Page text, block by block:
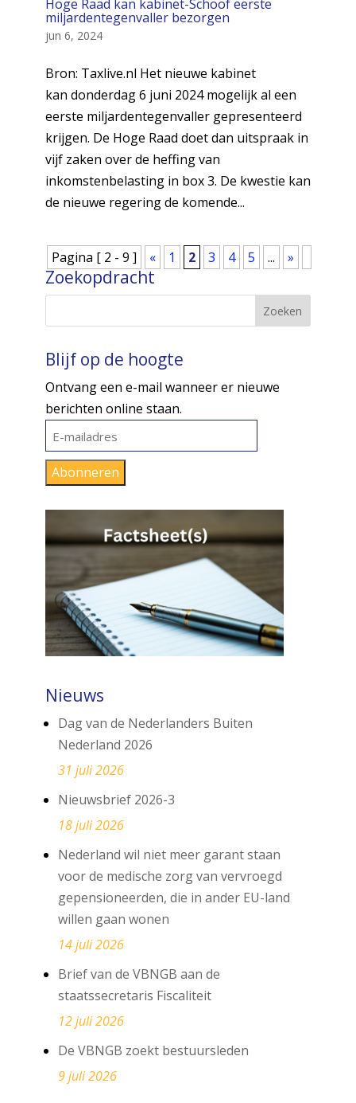
Hoge Raad kan kabinet-Schoof eerste
miljardentegenvaller bezorgen
jun 6, 2024
Bron: Taxlive.nl Het nieuwe kabinet
kan donderdag 6 juni 2024 mogelijk al een
eerste miljardentegenvaller gepresenteerd
krijgen. De Hoge Raad doet dan uitspraak in
vijf zaken over de heffing van
inkomstenbelasting in box 3. De kwestie kan
de nieuwe regering de komende...
Pagina [ 2 - 9 ] « 1 2 3 4 5 ... »
Zoekopdracht
Blijf op de hoogte
Ontvang een e-mail wanneer er nieuwe
berichten online staan.
E-
mailadres
Abonneren
Nieuws
Dag van de Nederlanders Buiten
Nederland 2026
31 juli 2026
Nieuwsbrief 2026-3
18 juli 2026
Nederland wil niet meer garant staan
voor de medische zorg van vervroegd
gepensioneerden, die in ander EU-land
willen gaan wonen
14 juli 2026
Brief van de VBNGB aan de
staatssecretaris Fiscaliteit
12 juli 2026
De VBNGB zoekt bestuursleden
9 juli 2026